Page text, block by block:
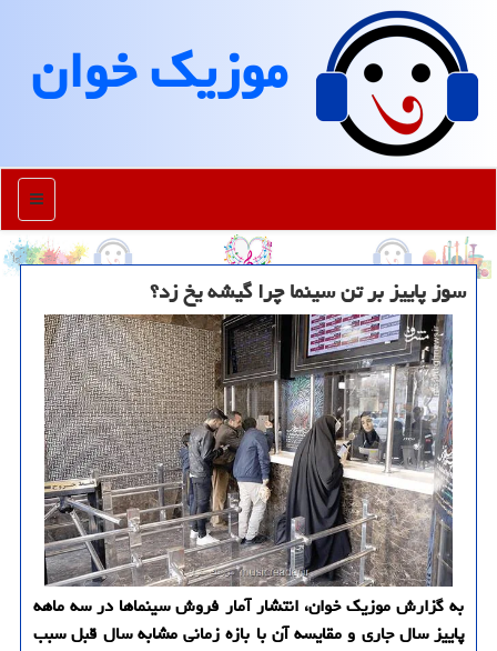
موزیك خوان
منو
سوز پاییز بر تن سینما چرا گیشه یخ زد؟
به گزارش موزیک خوان، انتشار آمار فروش سینماها در سه ماهه
پاییز سال جاری و مقایسه آن با بازه زمانی مشابه سال قبل سبب